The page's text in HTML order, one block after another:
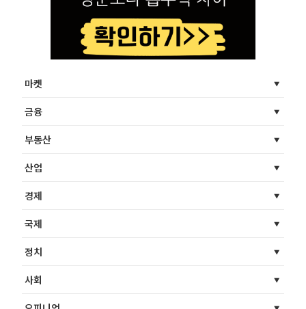
마켓
금융
부동산
산업
경제
국제
정치
사회